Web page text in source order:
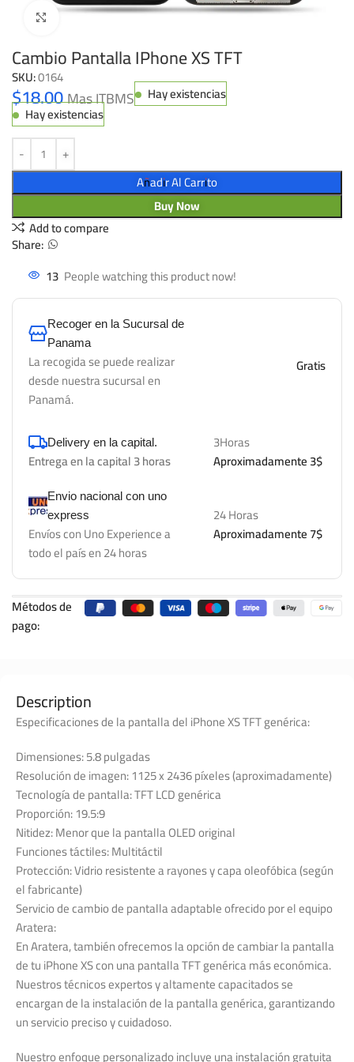
Click to enlarge
Cambio Pantalla IPhone XS TFT
SKU:0164
$18.00Mas ITBMS
Hay existencias
Hay existencias
Añadir Al Carrito
Buy Now
Add to compare
Share:
13 People watching this product now!
Recoger en la Sucursal de
Panama
La recogida se puede realizar
desde nuestra sucursal en
Panamá.
Gratis
Delivery en la capital.
Entrega en la capital 3 horas
3Horas
Aproximadamente 3$
Envio nacional con uno
express
Envíos con Uno Experience a
todo el país en 24 horas
24 Horas
Aproximadamente 7$
Métodos de
pago:
Description
Especificaciones de la pantalla del iPhone XS TFT genérica:
Dimensiones: 5.8 pulgadas
Resolución de imagen: 1125 x 2436 píxeles (aproximadamente)
Tecnología de pantalla: TFT LCD genérica
Proporción: 19.5:9
Nitidez: Menor que la pantalla OLED original
Funciones táctiles: Multitáctil
Protección: Vidrio resistente a rayones y capa oleofóbica (según
el fabricante)
Servicio de cambio de pantalla adaptable ofrecido por el equipo
Aratera:
En Aratera, también ofrecemos la opción de cambiar la pantalla
de tu iPhone XS con una pantalla TFT genérica más económica.
Nuestros técnicos expertos y altamente capacitados se
encargan de la instalación de la pantalla genérica, garantizando
un servicio preciso y cuidadoso.
Nuestro enfoque personalizado incluye una instalación gratuita